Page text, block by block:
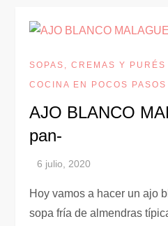
SOPAS, CREMAS Y PURÉS
COCINA EN POCOS PASOS
AJO BLANCO
pan-
Hoy vamos a hacer un ajo
sopa fría de almendras